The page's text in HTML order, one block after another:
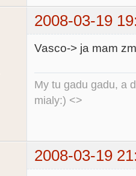
2008-03-19
Vasco-> ja mam
My tu gadu gadu, a
mialy:) <>
2008-03-19